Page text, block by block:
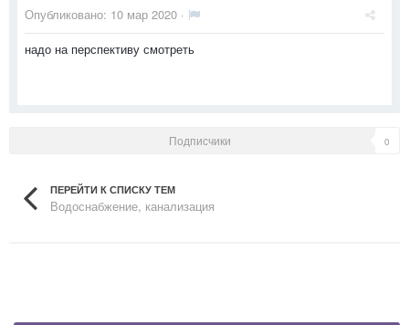
Опубликовано: 10 мар 2020 ·
надо на перспективу смотреть
Подписчики 0
ПЕРЕЙТИ К СПИСКУ ТЕМ
Водоснабжение, канализация